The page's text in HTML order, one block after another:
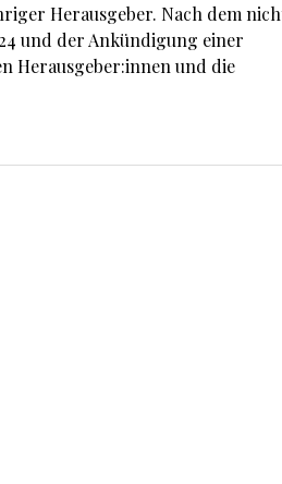
Herausgeber. Nach dem
und der Ankündigung einer
Herausgeber:innen und die